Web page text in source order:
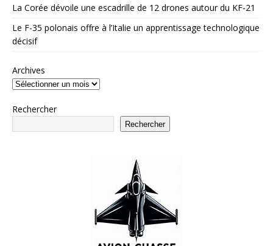
La Corée dévoile une escadrille de 12 drones autour du KF-21
Le F-35 polonais offre à l’Italie un apprentissage technologique
décisif
Archives
Rechercher
Rechercher